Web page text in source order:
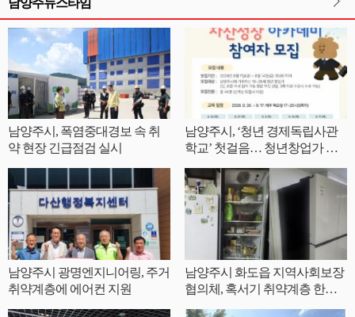
남양주시, 폭염중대경보 속 취
약 현장 긴급점검 실시
남양주시, ‘청년 경제독립사관
학교’ 첫걸음… 청년창업가 자
남양주시 광명엔지니어링, 주거
취약계층에 에어컨 지원
남양주시 화도읍 지역사회보장
협의체, 혹서기 취약계층 한부